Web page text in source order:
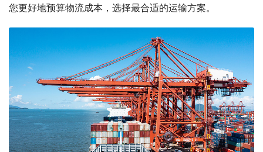
您更好地预算物流成本，选择最合适的运输方案。